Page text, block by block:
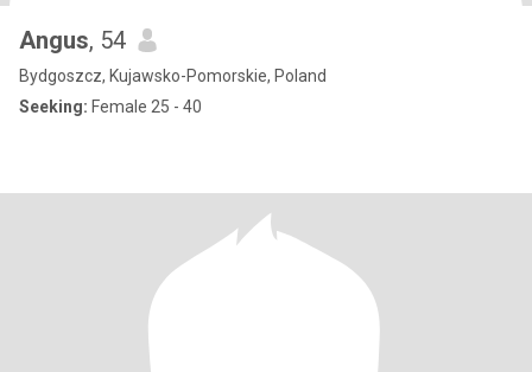
Angus, 54
Bydgoszcz, Kujawsko-Pomorskie, Poland
Seeking: Female 25 - 40